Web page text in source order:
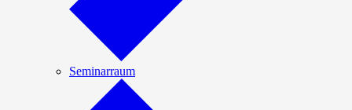
Seminarraum